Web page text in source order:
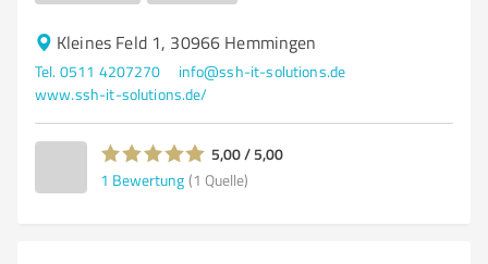
Kleines Feld 1, 30966 Hemmingen
Tel. 0511 4207270
info@ssh-it-solutions.de
www.ssh-it-solutions.de/
5,00 / 5,00
1 Bewertung (1 Quelle)